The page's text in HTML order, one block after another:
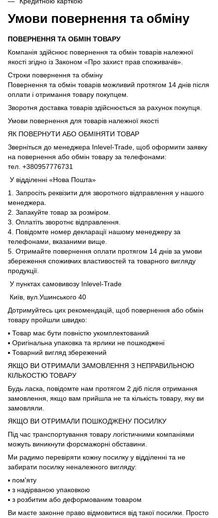
Умови повернення та обміну
ПОВЕРНЕННЯ ТА ОБМІН ТОВАРУ
Компанія здійснює повернення та обмін товарів належної
якості згідно із Законом «Про захист прав споживачів».
Строки повернення та обміну
Повернення та обмін товарів можливий протягом 14 днів після
оплати і отримання товару покупцем.
Зворотня доставка товарів здійснюється за рахунок покупця.
Умови повернення для товарів належної якості
ЯК ПОВЕРНУТИ АБО ОБМІНЯТИ ТОВАР
Зверніться до менеджера Inlevel-Trade, щоб оформити заявку
на повернення або обмін товару за телефонами:
тел. +380957776731
У відділенні «Нова Пошта»
1. Запросіть реквізити для зворотного відправлення у нашого
менеджера.
2. Запакуйте товар за розміром.
3. Оплатіть зворотнє відправлення.
4. Повідомте номер декларації нашому менеджеру за
телефонами, вказаними вище.
5. Отримайте повернення оплати протягом 14 днів за умови
збереження споживчих властивостей та товарного вигляду
продукції.
У пунктах самовивозу Inlevel-Trade
Київ, вул.Ушинського 40
Дотримуйтесь цих рекомендацій, щоб повернення або обмін
товару пройшли швидко:
▪️ Товар має бути повністю укомплектований
▪️ Оригінальна упаковка та ярлики не пошкоджені
▪️ Товарний вигляд збережений
ЯКЩО ВИ ОТРИМАЛИ ЗАМОВЛЕННЯ З НЕПРАВИЛЬНОЮ
КІЛЬКОСТЮ ТОВАРУ
Будь ласка, повідомте нам протягом 2 діб після отримання
замовлення, якщо вам прийшла не та кількість товару, яку ви
замовляли.
ЯКЩО ВИ ОТРИМАЛИ ПОШКОДЖЕНУ ПОСИЛКУ
Під час транспортування товару логістичними компаніями
можуть виникнути форсмажорні обставини.
Ми радимо перевіряти кожну посилку у відділенні та не
забирати посилку неналежного вигляду:
▪️ пом'яту
▪️ з надірваною упаковкою
▪️ з розбитим або деформованим товаром
Ви маєте законне право відмовитися від такої посилки. Просто